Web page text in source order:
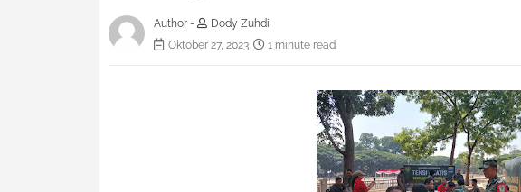
Author -
Dody Zuhdi
Oktober 27, 2023
1 minute read